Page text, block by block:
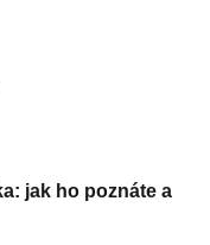
jak ho poznáte a